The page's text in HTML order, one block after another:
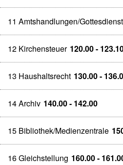
11 Amtshandlungen/
12 Kirchensteuer 120.00 -
13 Haushaltsrecht 130.00 -
14 Archiv 140.00 - 142.00
15 Bibliothek/Medienzentrale
16 Gleichstellung 160.00 -